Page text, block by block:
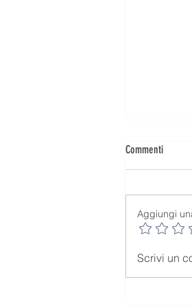
L'A300
Commenti
Aggiungi
Scrivi un